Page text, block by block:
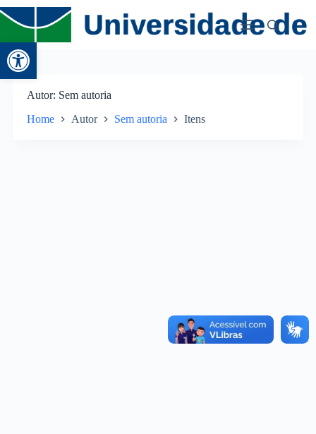
Abrir a barra de ferramentas
Autor Sem autoria
Home Autor Sem autoria Itens